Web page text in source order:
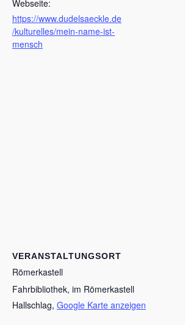
Webseite:
https://www.dudelsaeckle.de
/kulturelles/mein-name-ist-
mensch
VERANSTALTUNGSORT
Römerkastell
Fahrbibliothek, im Römerkastell
Hallschlag, Google Karte anzeigen